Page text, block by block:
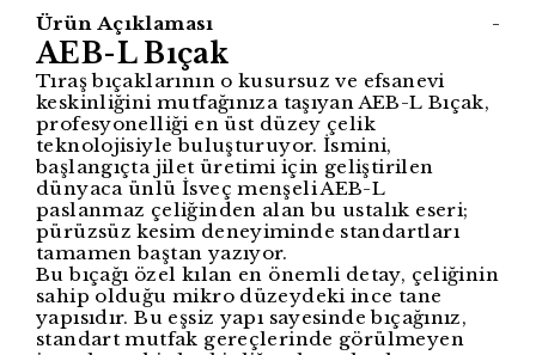
Ürün Açıklaması -
AEB-L Bıçak
Tıraş bıçaklarının o kusursuz ve efsanevi
keskinliğini mutfağınıza taşıyan AEB-L Bıçak,
profesyonelliği en üst düzey çelik
teknolojisiyle buluşturuyor. İsmini,
başlangıçta jilet üretimi için geliştirilen
dünyaca ünlü İsveç menşeli AEB-L
paslanmaz çeliğinden alan bu ustalık eseri;
pürüzsüz kesim deneyiminde standartları
tamamen baştan yazıyor.
Bu bıçağı özel kılan en önemli detay, çeliğinin
sahip olduğu mikro düzeydeki ince tane
yapısıdır. Bu eşsiz yapı sayesinde bıçağınız,
standart mutfak gereçlerinde görülmeyen